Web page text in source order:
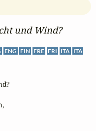
und Wind?
ENG FIN FRE FRI ITA ITA